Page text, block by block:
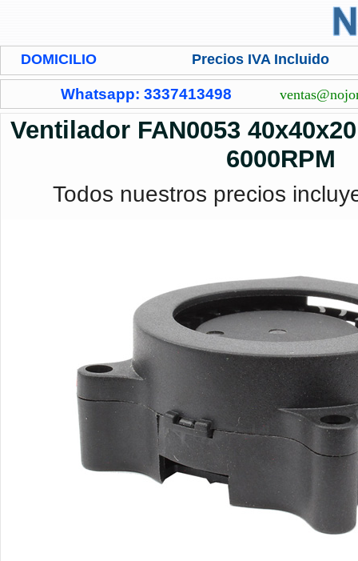
DOMICILIO Precios IVA Incluido
Whatsapp: 3337413498
Ventilador FAN0053
6000RPM
Todos nuestros precios